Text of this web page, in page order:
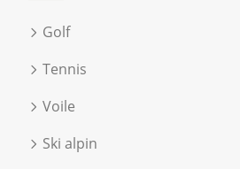
Golf
Tennis
Voile
Ski alpin